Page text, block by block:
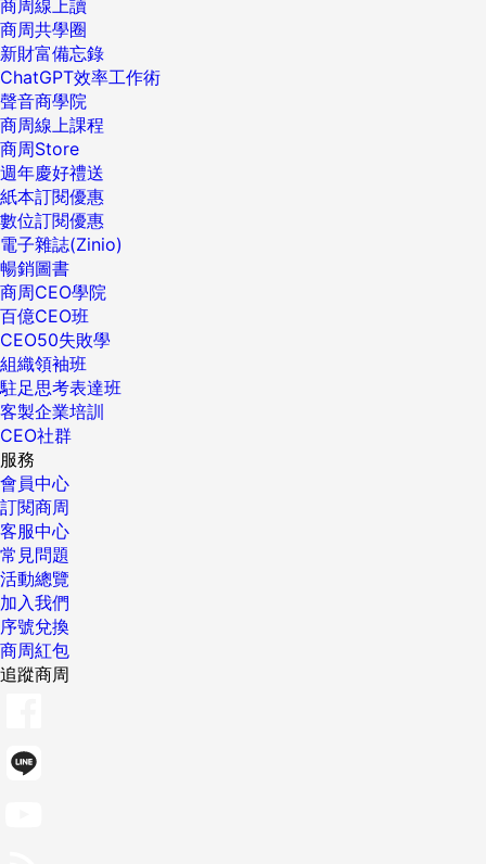
商周線上讀
商周共學圈
新財富備忘錄
ChatGPT效率工作術
聲音商學院
商周線上課程
商周Store
週年慶好禮送
紙本訂閱優惠
數位訂閱優惠
電子雜誌(Zinio)
暢銷圖書
商周CEO學院
百億CEO班
CEO50失敗學
組織領袖班
駐足思考表達班
客製企業培訓
CEO社群
服務
會員中心
訂閱商周
客服中心
常見問題
活動總覽
加入我們
序號兌換
商周紅包
追蹤商周